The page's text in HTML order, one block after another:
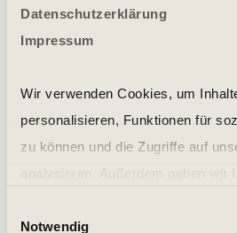
Datenschutzerklärung
Impressum
Wir verwenden Cookies, um
personalisieren, Funktionen für
zu können und die Zugriffe auf
soziale Medien, Werbung und
Notwendig